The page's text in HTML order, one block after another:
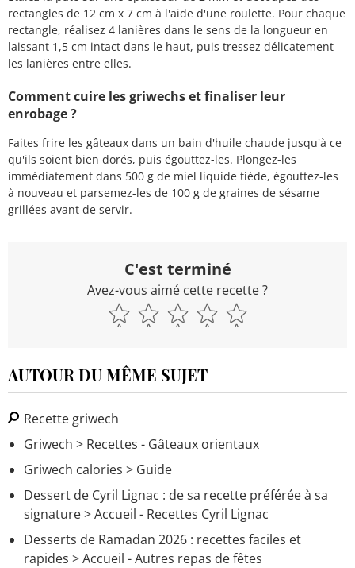
rectangles de 12 cm x 7 cm à l'aide d'une roulette. Pour chaque
rectangle, réalisez 4 lanières dans le sens de la longueur en
laissant 1,5 cm intact dans le haut, puis tressez délicatement
les lanières entre elles.
Comment cuire les griwechs et finaliser leur
enrobage ?
Faites frire les gâteaux dans un bain d'huile chaude jusqu'à ce
qu'ils soient bien dorés, puis égouttez-les. Plongez-les
immédiatement dans 500 g de miel liquide tiède, égouttez-les
à nouveau et parsemez-les de 100 g de graines de sésame
grillées avant de servir.
C'est terminé
Avez-vous aimé cette recette ?
AUTOUR DU MÊME SUJET
Recette griwech
Griwech > Recettes - Gâteaux orientaux
Griwech calories > Guide
Dessert de Cyril Lignac : de sa recette préférée à sa
signature> Accueil - Recettes Cyril Lignac
Desserts de Ramadan 2026 : recettes faciles et
rapides > Accueil - Autres repas de fêtes